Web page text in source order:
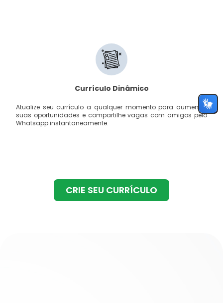
Currículo Dinâmico
Atualize seu currículo a qualquer momento para aumentar
suas oportunidades e compartilhe vagas com amigos pelo
Whatsapp instantaneamente.
CRIE SEU CURRÍCULO